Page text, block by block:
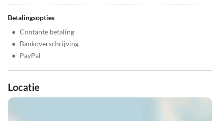
Betalingsopties
• Contante betaling
• Bankoverschrijving
• PayPal
Locatie